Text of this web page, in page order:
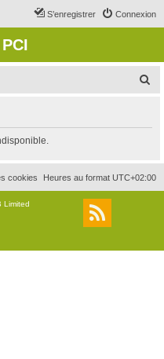
Connexion
S’enregistrer
r
c
r
Heures au format UTC+02:00
cookies
Limited